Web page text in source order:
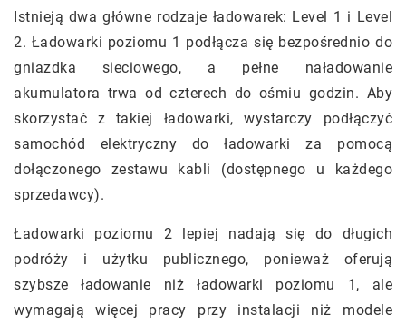
Istnieją dwa główne rodzaje ładowarek: Level 1 i Level
2. Ładowarki poziomu 1 podłącza się bezpośrednio do
gniazdka sieciowego, a pełne naładowanie
akumulatora trwa od czterech do ośmiu godzin. Aby
skorzystać z takiej ładowarki, wystarczy podłączyć
samochód elektryczny do ładowarki za pomocą
dołączonego zestawu kabli (dostępnego u każdego
sprzedawcy).
Ładowarki poziomu 2 lepiej nadają się do długich
podróży i użytku publicznego, ponieważ oferują
szybsze ładowanie niż ładowarki poziomu 1, ale
wymagają więcej pracy przy instalacji niż modele